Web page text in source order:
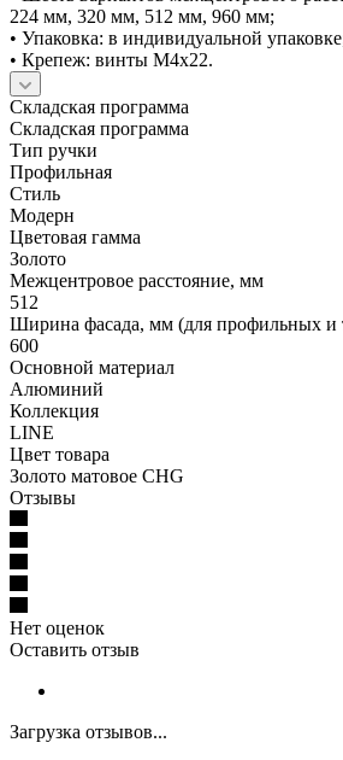
224 мм, 320 мм, 512 мм, 960 мм;
• Упаковка: в индивидуальной
• Крепеж: винты М4х22.
Складская программа
Складская программа
Тип ручки
Профильная
Стиль
Модерн
Цветовая гамма
Золото
Межцентровое расстояние, мм
512
Ширина фасада, мм (для профильных и
600
Основной материал
Алюминий
Коллекция
LINE
Цвет товара
Золото матовое CHG
Отзывы
Нет оценок
Оставить отзыв
Загрузка отзывов...